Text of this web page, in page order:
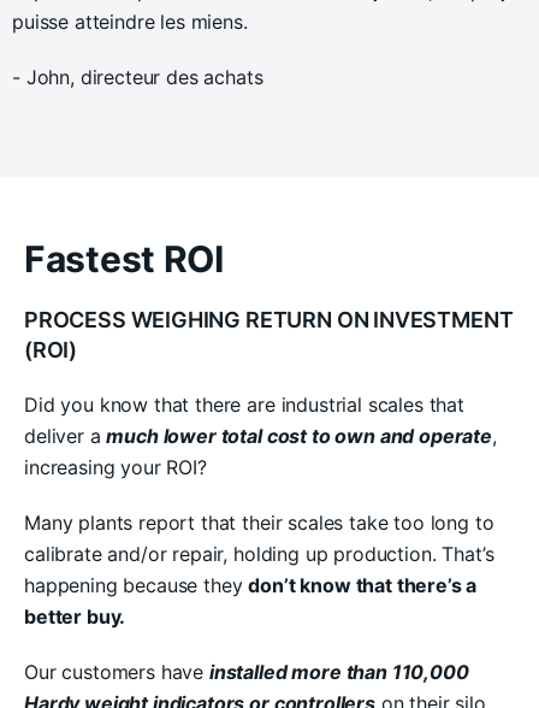
puisse atteindre les miens.
- John, directeur des achats
Fastest ROI
PROCESS WEIGHING RETURN ON INVESTMENT
(ROI)
Did you know that there are industrial scales that
deliver amuch lower total cost to own and operate,
increasing your ROI?
Many plants report that their scales take too long to
calibrate and/or repair, holding up production. That’s
happening because theydon’t know that there’s a
better buy.
Our customers have installed more than 110,000
Hardy weight indicators or controllerson their silo,